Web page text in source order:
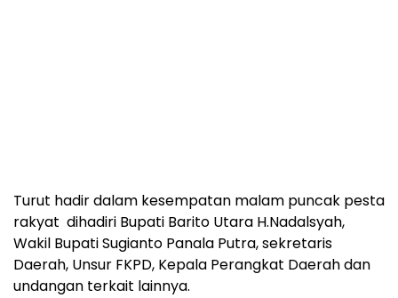
Turut hadir dalam kesempatan malam puncak pesta
rakyat dihadiri Bupati Barito Utara H.Nadalsyah,
Wakil Bupati Sugianto Panala Putra, sekretaris
Daerah, Unsur FKPD, Kepala Perangkat Daerah dan
undangan terkait lainnya.